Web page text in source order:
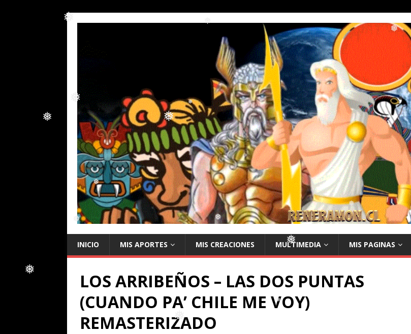
❅ ❅
❅ ❅
❅
❅
❅
INICIO MIS APORTES MIS CREACIONES MULTIMEDIA MIS PAGINAS
LOS ARRIBEÑOS – LAS DOS PUNTAS
(CUANDO PA’ CHILE ME VOY)
REMASTERIZADO